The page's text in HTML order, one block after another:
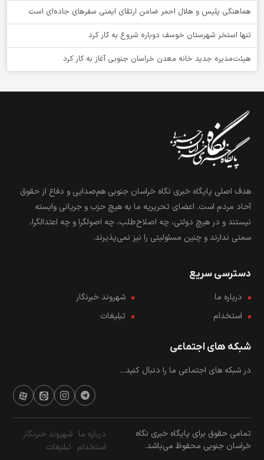
هماهنگی پلیس و هلال احمر ضامن ارتقای ایمنی سفرهای جاده‌ای است
تنها استخر شهرستان خوسف دوباره شروع به کار کرد
هیئت‌مدیره جدید خانه معدن خراسان جنوبی آغاز به کار کرد
هدف اصلی پایگاه خبری نگاه خراسان جنوبی هم‌صدایی و دفاع از حقوق
آحاد مردم است. اعضای تحریریه ما به هیچ حزب و جریانی وابسته
نیستند و در هیچ دولتی، چه اصلاح‌طلب، چه اصولگرا و چه اعتدالگرا،
سمتی ندارند و چنین مسئولیتی را نیز نمی‌پذیرند.
دسترسی سریع
درباره ما
شهروند خبرنگار
استخدام
تبلیغات
شبکه های اجتماعی
در شبکه های اجتماعی ما را دنبال کنید...
تمامی حقوق برای پایگاه خبری نگاه
خراسان جنوبی محفوظ می‌باشد.
درباره ما شهروند خبرنگار
استخدام تبلیغات